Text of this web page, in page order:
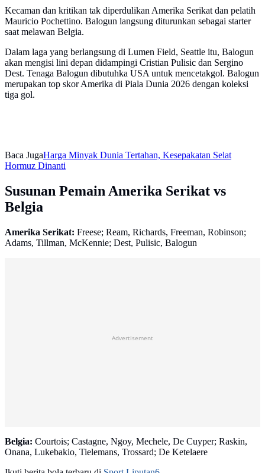
Kecaman dan kritikan tak diperdulikan Amerika Serikat dan pelatih
Mauricio Pochettino. Balogun langsung diturunkan sebagai starter
saat melawan Belgia.
Dalam laga yang berlangsung di Lumen Field, Seattle itu, Balogun
akan mengisi lini depan didampingi Cristian Pulisic dan Sergino
Dest. Tenaga Balogun dibutuhka USA untuk mencetakgol. Balogun
merupakan top skor Amerika di Piala Dunia 2026 dengan koleksi
tiga gol.
Baca JugaHarga Minyak Dunia Tertahan, Kesepakatan Selat
Hormuz Dinanti
Susunan Pemain Amerika Serikat vs
Belgia
Amerika Serikat: Freese; Ream, Richards, Freeman, Robinson;
Adams, Tillman, McKennie; Dest, Pulisic, Balogun
Advertisement
Belgia: Courtois; Castagne, Ngoy, Mechele, De Cuyper; Raskin,
Onana, Lukebakio, Tielemans, Trossard; De Ketelaere